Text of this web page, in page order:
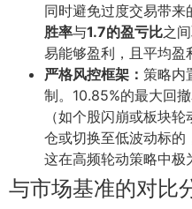
同时避免过度交易带来
胜率与1.7的盈亏比之
易能够盈利，且平均盈
严格风控框架： 策略内
制。10.85%的最大回
（如个股闪崩或板块
仓或切换至低波动标的
这在高频轮动策略中极
与市场基准的对比